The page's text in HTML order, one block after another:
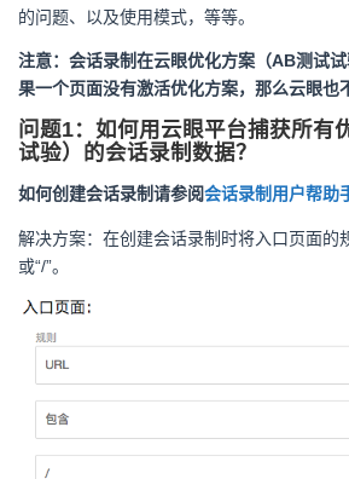
的问题、以及使用模式，等等。
注意：会话录制在云眼优化方案（AB测试
果一个页面没有激活优化方案，那么云眼也
问题1：如何用云眼平台捕获所有
试验）的会话录制数据？
如何创建会话录制请参阅会话录制用户帮助
解决方案：在创建会话录制时将入口页面的
或“/”。